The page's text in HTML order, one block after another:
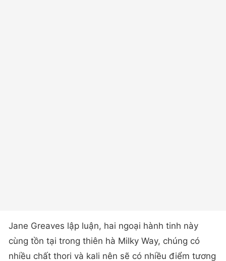
Jane Greaves lập luận, hai ngoại hành tinh này
cùng tồn tại trong thiên hà Milky Way, chúng có
nhiều chất thori và kali nên sẽ có nhiều điểm tương